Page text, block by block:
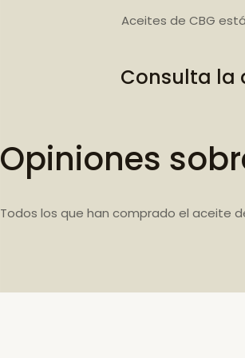
Aceites de CBG
Consulta la
Opiniones
Todos los que han comprado el aceite